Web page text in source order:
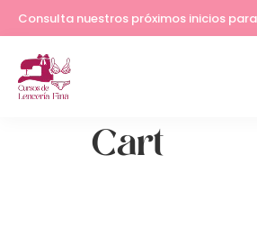
Consulta nuestros próximos inicios
Cart